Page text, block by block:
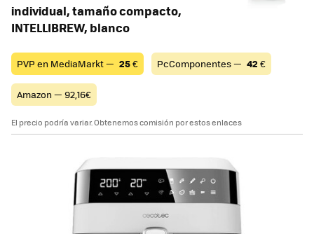
individual, tamaño compacto,
INTELLIBREW, blanco
PVP en MediaMarkt — 25€ PcComponentes — 42 €
Amazon — 92,16€
El precio podría variar. Obtenemos comisión por estos enlaces